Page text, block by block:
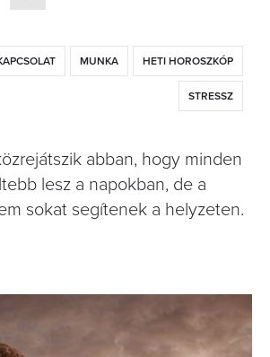
MUNKA HETI HOROSZKÓP
STRESSZ
abban, hogy minden
lesz a napokban, de a
sokat segítenek a helyzeten.